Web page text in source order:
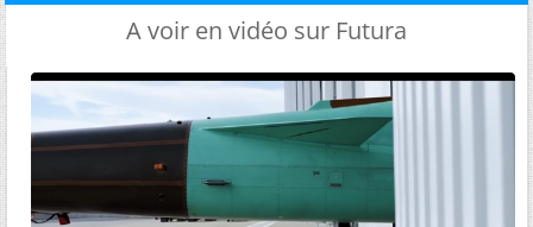
A voir en vidéo sur Futura